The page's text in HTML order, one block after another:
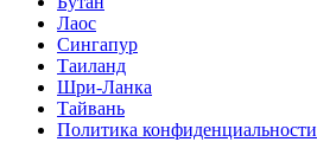
Лаос
Сингапур
Таиланд
Шри-Ланка
Тайвань
Политика конфиденциальности